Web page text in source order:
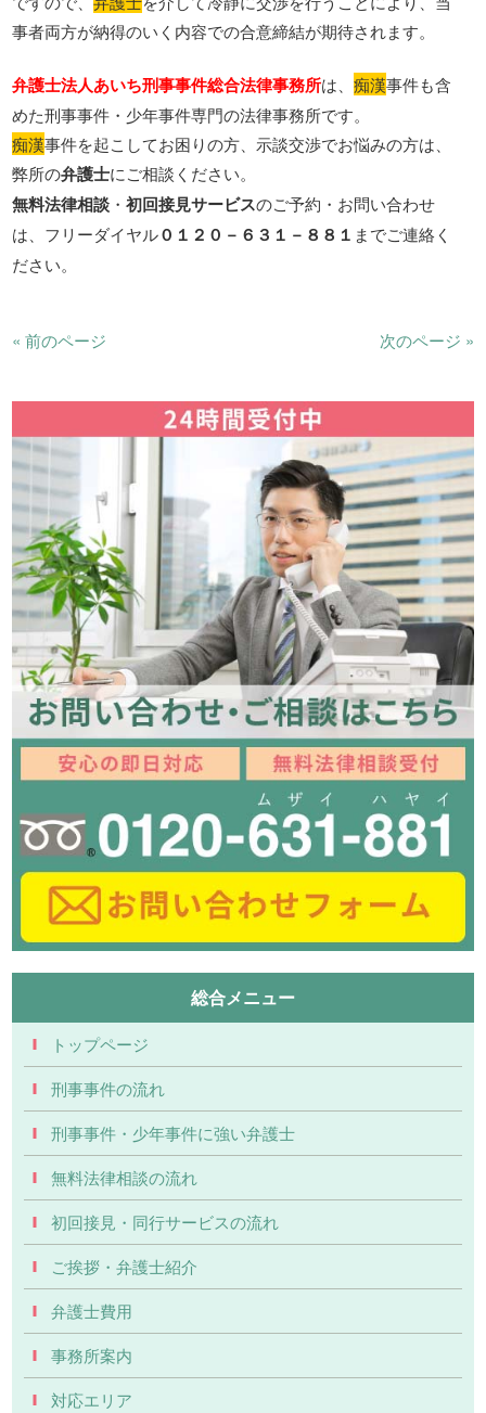
事者両方が納得のいく内容での合意締結が期待されます。
弁護士法人あいち刑事事件総合法律事務所は、痴漢事件も含
めた刑事事件・少年事件専門の法律事務所です。
痴漢事件を起こしてお困りの方、示談交渉でお悩みの方は、
弊所の弁護士にご相談ください。
無料法律相談 ・初回接見サービスのご予約・お問い合わせ
は、フリーダイヤル０１２０－６３１－８８１ までご連絡く
ださい。
« 前のページ 次のページ »
総合メニュー
トップページ
刑事事件の流れ
刑事事件・少年事件に強い弁護士
無料法律相談の流れ
初回接見・同行サービスの流れ
ご挨拶・弁護士紹介
弁護士費用
事務所案内
対応エリア